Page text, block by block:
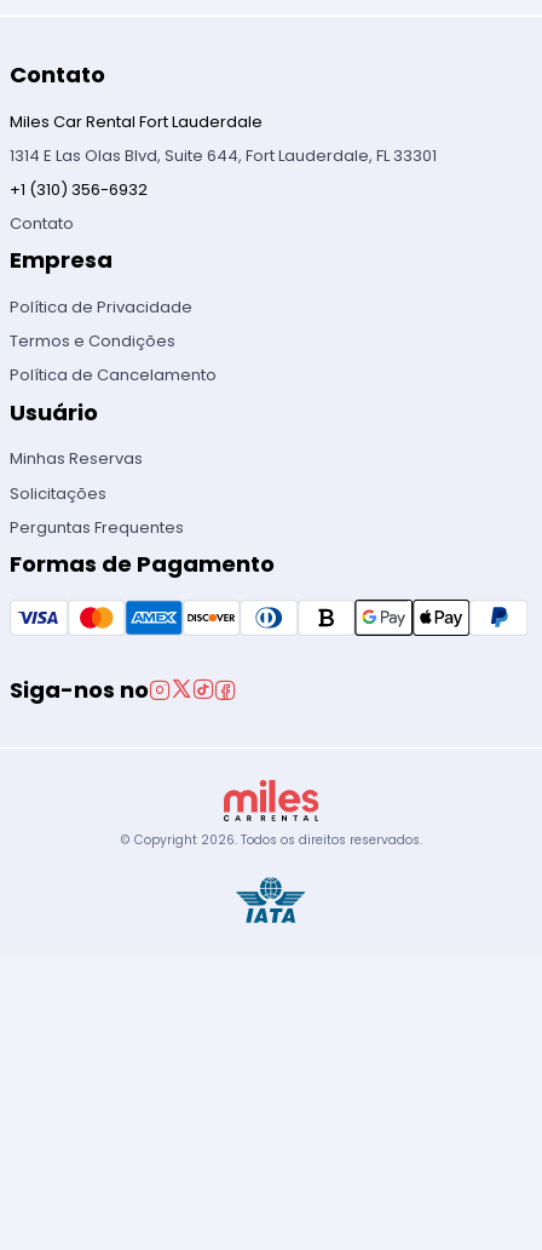
Contato
Miles Car Rental Fort Lauderdale
1314 E Las Olas Blvd, Suite 644, Fort Lauderdale, FL 33301
+1 (310) 356-6932
Contato
Empresa
Política de Privacidade
Termos e Condições
Política de Cancelamento
Usuário
Minhas Reservas
Solicitações
Perguntas Frequentes
Formas de Pagamento
Siga-nos no
© Copyright 2026. Todos os direitos reservados.